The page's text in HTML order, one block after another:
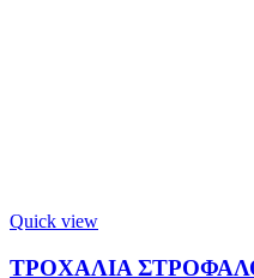
Quick view
ΤΡΟΧΑΛΙΑ